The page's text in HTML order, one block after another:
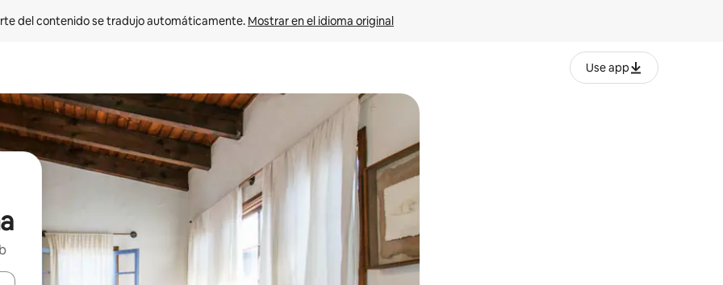
del contenido se tradujo automáticamente. Mostrar en el idioma original
Use app